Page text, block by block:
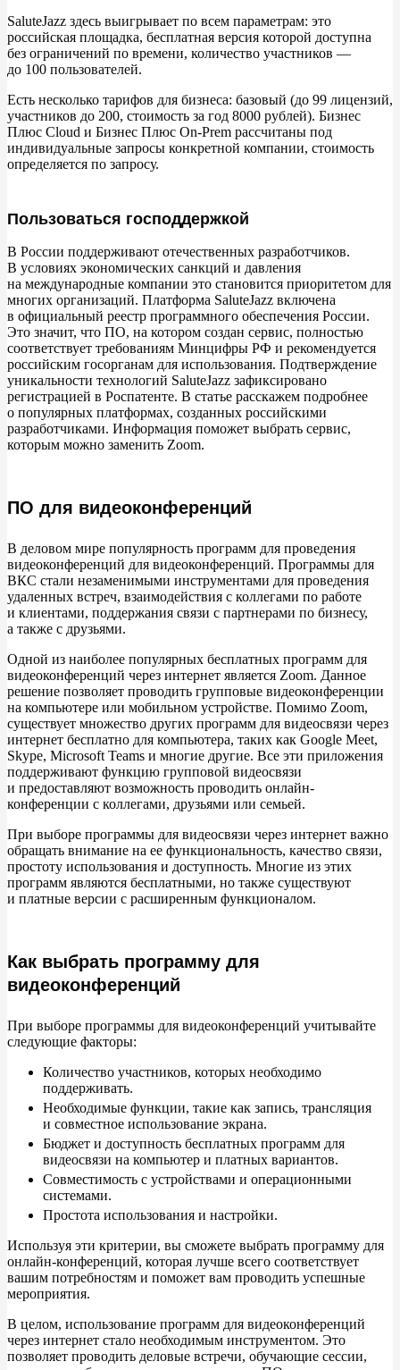
Видеозвонки в мессенджерах
Сравнение с Zoom
SaluteJazz здесь выигрывает по всем параметрам: это
российская площадка, бесплатная версия которой доступна
без ограничений по времени, количество участников —
до 100 пользователей.
Есть несколько тарифов для бизнеса: базовый (до 99 лицензий,
участников до 200, стоимость за год 8000 рублей). Бизнес
Плюс Cloud и Бизнес Плюс On-Prem рассчитаны под
индивидуальные запросы конкретной компании, стоимость
определяется по запросу.
Пользоваться господдержкой
В России поддерживают отечественных разработчиков.
В условиях экономических санкций и давления
на международные компании это становится приоритетом для
многих организаций. Платформа SaluteJazz включена
в официальный реестр программного обеспечения России.
Это значит, что ПО, на котором создан сервис, полностью
соответствует требованиям Минцифры РФ и рекомендуется
российским госорганам для использования. Подтверждение
уникальности технологий SaluteJazz зафиксировано
регистрацией в Роспатенте. В статье расскажем подробнее
о популярных платформах, созданных российскими
разработчиками. Информация поможет выбрать сервис,
которым можно заменить Zoom.
ПО для видеоконференций
В деловом мире популярность программ для проведения
видеоконференций для видеоконференций. Программы для
ВКС стали незаменимыми инструментами для проведения
удаленных встреч, взаимодействия с коллегами по работе
и клиентами, поддержания связи с партнерами по бизнесу,
а также с друзьями.
Одной из наиболее популярных бесплатных программ для
видеоконференций через интернет является Zoom. Данное
решение позволяет проводить групповые видеоконференции
на компьютере или мобильном устройстве. Помимо Zoom,
существует множество других программ для видеосвязи через
интернет бесплатно для компьютера, таких как Google Meet,
Skype, Microsoft Teams и многие другие. Все эти приложения
поддерживают функцию групповой видеосвязи
и предоставляют возможность проводить онлайн-
конференции с коллегами, друзьями или семьей.
При выборе программы для видеосвязи через интернет важно
обращать внимание на ее функциональность, качество связи,
простоту использования и доступность. Многие из этих
программ являются бесплатными, но также существуют
и платные версии с расширенным функционалом.
Как выбрать программу для
видеоконференций
При выборе программы для видеоконференций учитывайте
следующие факторы:
Количество участников, которых необходимо
поддерживать.
Необходимые функции, такие как запись, трансляция
и совместное использование экрана.
Бюджет и доступность бесплатных программ для
видеосвязи на компьютер и платных вариантов.
Совместимость с устройствами и операционными
системами.
Простота использования и настройки.
Используя эти критерии, вы сможете выбрать программу для
онлайн-конференций, которая лучше всего соответствует
вашим потребностям и поможет вам проводить успешные
мероприятия.
В целом, использование программ для видеоконференций
через интернет стало необходимым инструментом. Это
позволяет проводить деловые встречи, обучающие сессии,